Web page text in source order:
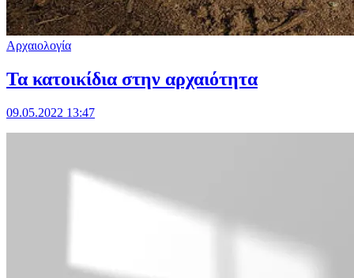
Αρχαιολογία
Τα κατοικίδια στην αρχαιότητα
09.05.2022 13:47